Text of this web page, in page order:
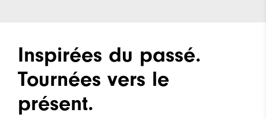
Inspirées du passé.
Tournées vers le
présent.